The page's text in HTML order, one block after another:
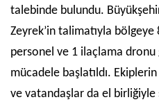
talebinde bulundu.
Zeyrek’in talimatıyla
personel ve 1 ilaçlama
mücadele başlatıldı.
ve vatandaşlar da el birliğiyle